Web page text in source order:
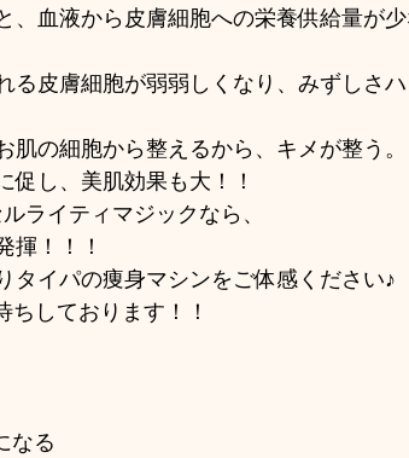
、血液から皮膚細胞への栄養供給量が
る皮膚細胞が弱弱しくなり、みずしさ
の細胞から整えるから、キメが整う。
促し、美肌効果も大！！
ライティマジックなら、
揮！！！
タイパの痩身マシンをご体感ください♪
ちしております！！
なる